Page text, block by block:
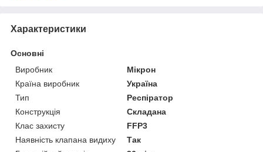
Характеристики
Основні
Виробник
Мікрон
Країна виробник
Україна
Тип
Респіратор
Конструкція
Складана
Клас захисту
FFP3
Наявність клапана видиху
Так